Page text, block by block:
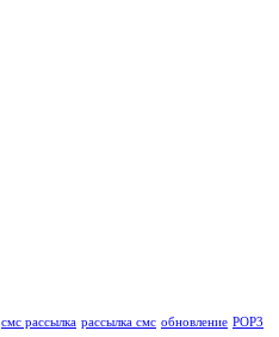
смс рассылка рассылка смс обновление POP3